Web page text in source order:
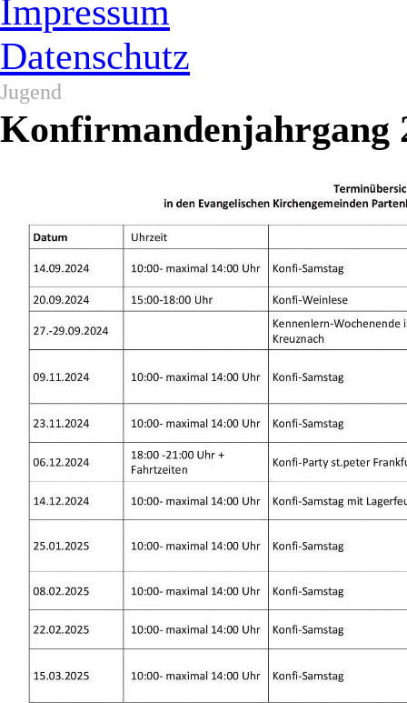
Impressum
Datenschutz
Jugend
Konfirmandenjahrgang